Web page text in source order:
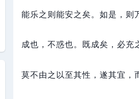
能乐之则能安之矣。 如是， 则
成也， 不惑也。 既成矣， 必充
莫不由之以至其性， 遂其宜，